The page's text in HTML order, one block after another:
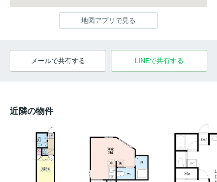
地図アプリで見る
メールで共有する LINEで共有する
近隣の物件